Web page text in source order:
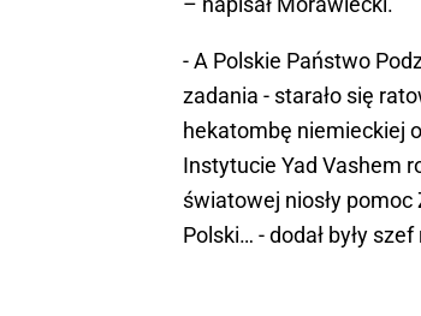
- A Polskie Państwo
zadania - starało się
hekatombę niemieckiej
Instytucie Yad Vashem
światowej niosły
Polski… - dodał były szef